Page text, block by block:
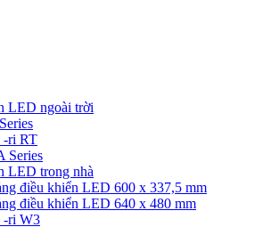
LED ngoài trời
-ri RT
Series
LED trong nhà
điều khiển LED 600 x 337,5 mm
điều khiển LED 640 x 480 mm
-ri W3